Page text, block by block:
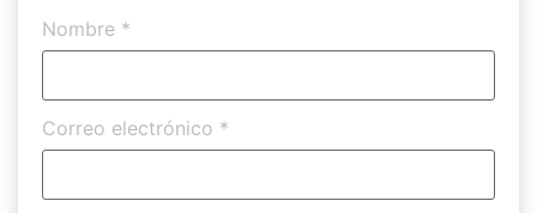
Nombre *
Correo electrónico *